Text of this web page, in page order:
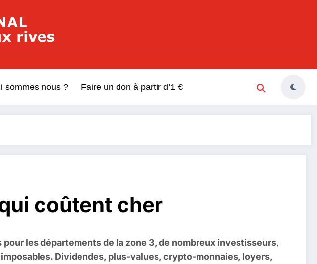
Deux Rives
sommes nous ? Faire un don à partir d’1 €
coûtent cher
pour les départements de la zone 3, de nombreux investisseurs,
Dividendes, plus-values, crypto-monnaies, loyers,